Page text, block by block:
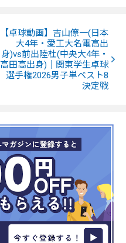
【卓球動画】吉山僚一(日本
大4年・愛工大名電高出
身)vs前出陸杜(中央大4年・
高田高出身)｜関東学生卓球
選手権2026男子単ベスト8
決定戦